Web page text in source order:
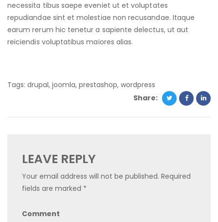
necessita tibus saepe eveniet ut et voluptates
repudiandae sint et molestiae non recusandae. Itaque
earum rerum hic tenetur a sapiente delectus, ut aut
reiciendis voluptatibus maiores alias.
Tags: drupal, joomla, prestashop, wordpress
Share:
LEAVE REPLY
Your email address will not be published. Required
fields are marked *
Comment